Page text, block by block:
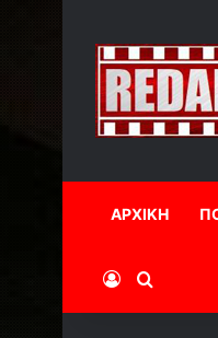
ΑΡΧΙΚΗ
Log In